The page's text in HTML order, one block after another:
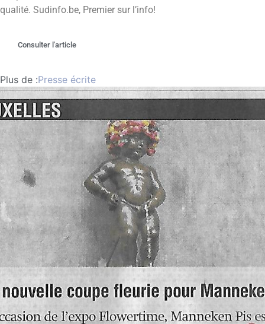
qualité. Sudinfo.be, Premier sur l’info!
Consulter l'article
Plus de :Presse écrite